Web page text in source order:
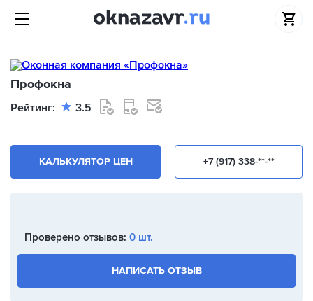
Профокна
Рейтинг: 3.5
+7 (917) 338-**-**
КАЛЬКУЛЯТОР ЦЕН
Проверено отзывов: 0 шт.
НАПИСАТЬ ОТЗЫВ